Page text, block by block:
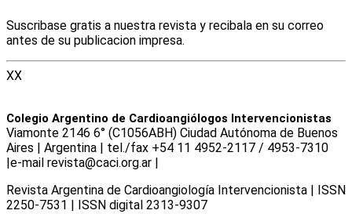
Suscribase gratis a nuestra revista y recibala en su correo
antes de su publicacion impresa.
XX
Colegio Argentino de Cardioangiólogos Intervencionistas
Viamonte 2146 6° (C1056ABH) Ciudad Autónoma de Buenos
Aires | Argentina | tel./fax +54 11 4952-2117 / 4953-7310
|e-mail revista@caci.org.ar |
Revista Argentina de Cardioangiologí­a Intervencionista | ISSN
2250-7531 | ISSN digital 2313-9307